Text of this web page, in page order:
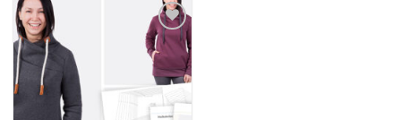
Auf die
Wunschliste